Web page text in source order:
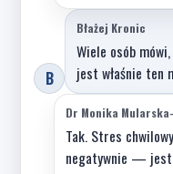
B
Błażej Kronic
Wiele osób
jest właśnie ten
Dr Monika
Tak. Stres
negatywnie — jest